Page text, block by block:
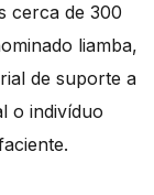
cerca de 300
liamba,
de suporte a
o indivíduo